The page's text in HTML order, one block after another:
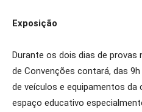
Exposição
Durante os dois dias de provas
de Convenções contará, das
de veículos e equipamentos da
espaço educativo